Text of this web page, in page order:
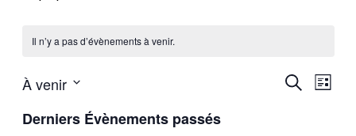
Il n’y a pas d’évènements à venir.
Recherche
Liste
À venir
une
Derniers Évènements passés